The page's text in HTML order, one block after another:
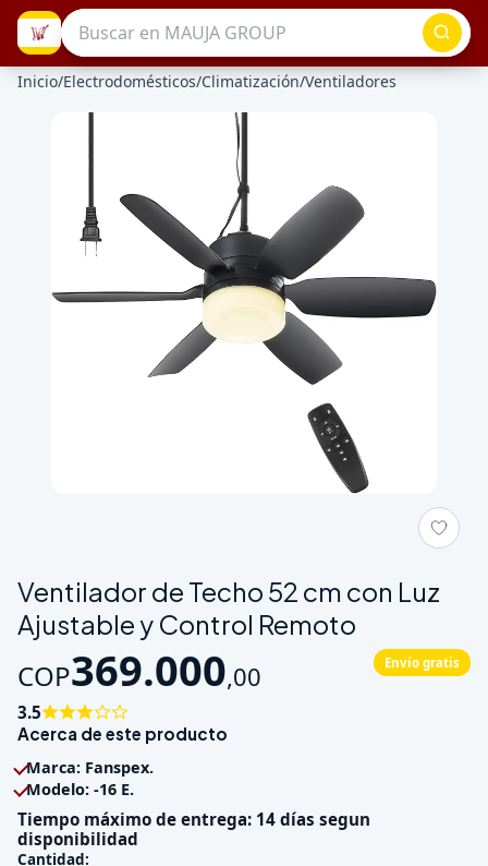
Inicio/Electrodomésticos/Climatización/Ventiladores
Ventilador de Techo 52 cm con Luz
Ajustable y Control Remoto
COP369.000,00 Envío gratis
3.5
Acerca de este producto
Marca: Fanspex.
Modelo: -16 E.
Tiempo máximo de entrega: 14 días segun
disponibilidad
Cantidad: